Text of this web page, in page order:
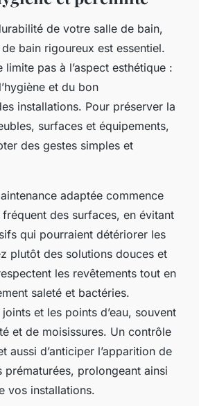
de votre salle de bain,
bain rigoureux est essentiel.
limite pas à l’aspect esthétique :
et du bon
installations. Pour préserver la
surfaces et équipements,
des gestes simples et
adaptée commence
des surfaces, en évitant
qui pourraient détériorer les
plutôt des solutions douces et
les revêtements tout en
saleté et bactéries.
et les points d’eau, souvent
et de moisissures. Un contrôle
aussi d’anticiper l’apparition de
prématurées, prolongeant ainsi
vos installations.